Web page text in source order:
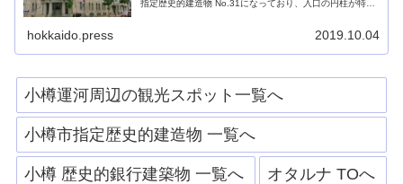
指定歴史的建造物 No.31になっており、入口の円柱が特徴
hokkaido.press 2019.10.04
小樽運河周辺の観光スポット一覧へ
小樽市指定歴史的建造物 一覧へ
小樽 歴史的銀行建築物 一覧へ オタルナ TOへ